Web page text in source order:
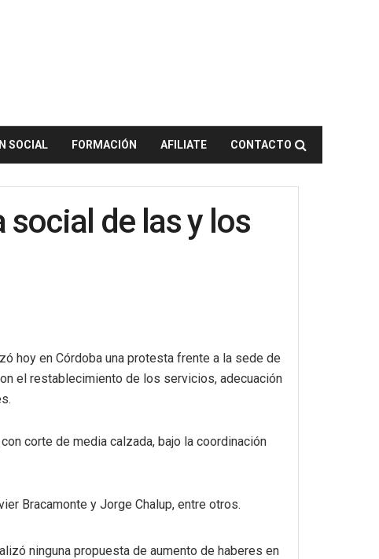
SOCIAL FORMACIÓN AFILIATE CONTACTO
social de las y los
hoy en Córdoba una protesta frente a la sede de
el restablecimiento de los servicios, adecuación
corte de media calzada, bajo la coordinación
Bracamonte y Jorge Chalup, entre otros.
ninguna propuesta de aumento de haberes en